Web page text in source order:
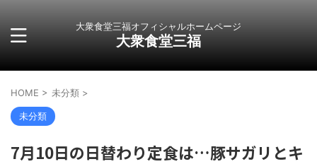
大衆食堂三福オフィシャルホームページ
大衆食堂三福
HOME > 未分類 >
未分類
7月10日の日替わり定食は…豚サガリとキ